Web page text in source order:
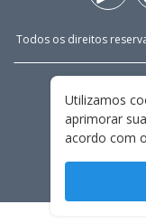
Todos os direitos
Utilizamos
aprimorar
acordo com o